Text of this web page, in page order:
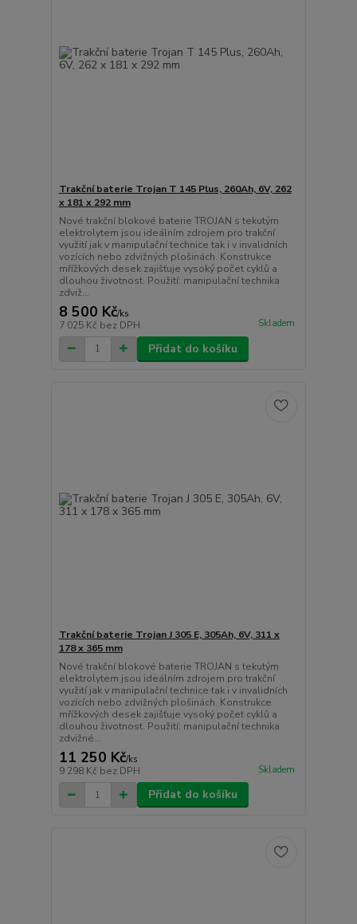
Trakční baterie Trojan T 145 Plus, 260Ah, 6V, 262
x 181 x 292 mm
Nové trakční blokové baterie TROJAN s tekutým
elektrolytem jsou ideálním zdrojem pro trakční
využití jak v manipulační technice tak i v invalidních
vozících nebo zdvižných plošinách. Konstrukce
mřížkových desek zajišťuje vysoký počet cyklů a
dlouhou životnost. Použití: manipulační technika
zdviž...
8 500 Kč/ks
7 025 Kč bez DPH Skladem
Přidat do košíku
Trakční baterie Trojan J 305 E, 305Ah, 6V, 311 x
178 x 365 mm
Nové trakční blokové baterie TROJAN s tekutým
elektrolytem jsou ideálním zdrojem pro trakční
využití jak v manipulační technice tak i v invalidních
vozících nebo zdvižných plošinách. Konstrukce
mřížkových desek zajišťuje vysoký počet cyklů a
dlouhou životnost. Použití: manipulační technika
zdvižné...
11 250 Kč/ks
9 298 Kč bez DPH Skladem
Přidat do košíku